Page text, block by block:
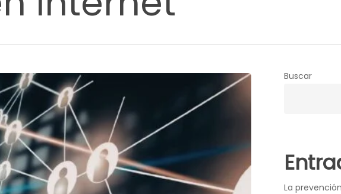
Buscar
La